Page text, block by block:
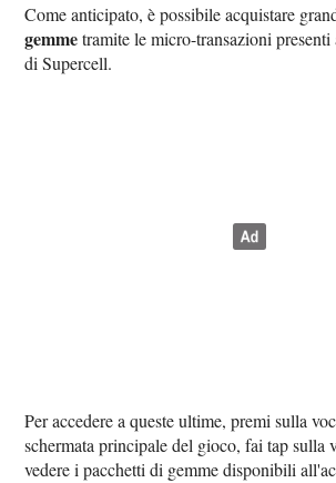
Come anticipato, è possibile acquistare
gemmetramite le micro-transazioni
di Supercell.
Per accedere a queste ultime, premi sulla
schermata principale del gioco, fai tap sulla
vedere i pacchetti di gemme disponibili